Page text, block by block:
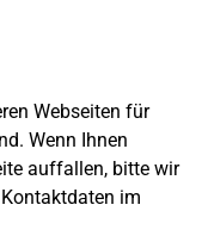
Webseiten für
Wenn Ihnen
auffallen, bitte wir
im